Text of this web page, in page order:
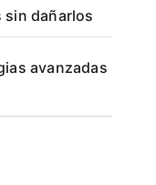
sin dañarlos
avanzadas